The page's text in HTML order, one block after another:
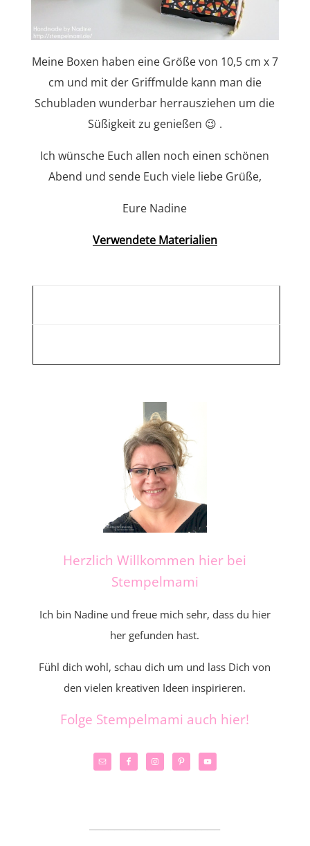
Meine Boxen haben eine Größe von 10,5 cm x 7
cm und mit der Griffmulde kann man die
Schubladen wunderbar herrausziehen um die
Süßigkeit zu genießen 😉 .
Ich wünsche Euch allen noch einen schönen
Abend und sende Euch viele liebe Grüße,
Eure Nadine
Verwendete Materialien
Herzlich Willkommen hier bei
Stempelmami
Ich bin Nadine und freue mich sehr, dass du hier
her gefunden hast.
Fühl dich wohl, schau dich um und lass Dich von
den vielen kreativen Ideen inspirieren.
Folge Stempelmami auch hier!